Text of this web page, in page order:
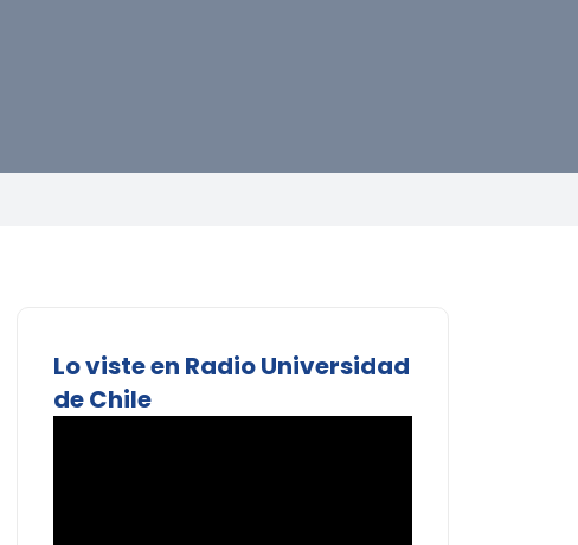
Lo viste en Radio Universidad
de Chile